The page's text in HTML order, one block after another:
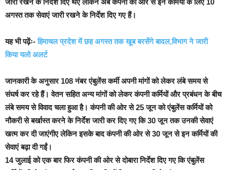
अगस्त तक सेवाएं जारी रखने के निर्देश दिए गए हैं।
यह भी पढ़ेंः-हिमाचल प्रदेश में छह अगस्त तक खूब बरसेंगे बादल,विभाग ने जारी
किया यलो अलर्ट
जानकारी के अनुसार 108 नंबर एंबुलेंस कर्मी अपनी मांगों को लेकर लंबे समय से
संघर्ष कर रहे हैं। वेतन सहित अन्य मांगों को लेकर कंपनी कर्मियों और प्रबंधन के बीच
लंबे समय से विवाद चला हुआ है। कंपनी की ओर से 25 जून को एंबुलेंस कर्मियों को
नौकरी से बर्खास्त करने के निर्देश जारी कर दिए गए कि 30 जून तक उनकी सेवाएं
खत्म कर दी जाएंगीए लेकिन इसके बाद कंपनी की ओर से 30 जून से इन कर्मियों की
सेवाएं बढ़ा दी गईं।
14 जुलाई को एक बार फिर कंपनी की ओर से दोबारा निर्देश दिए गए कि एंबुलेंस